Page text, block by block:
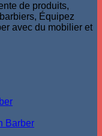
de produits,
Équipez
avec du mobilier et
Barber